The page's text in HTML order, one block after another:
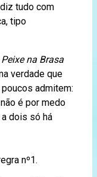
tudo com
tipo
Peixe na Brasa
verdade que
admitem:
é por medo
dois só há
nº1.